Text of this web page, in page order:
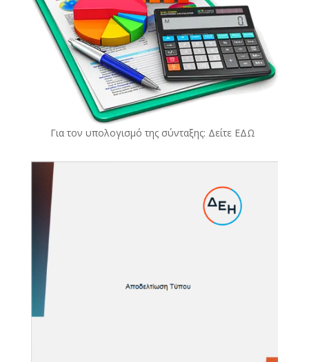
Για τον υπολογισμό της σύνταξης: Δείτε ΕΔΩ